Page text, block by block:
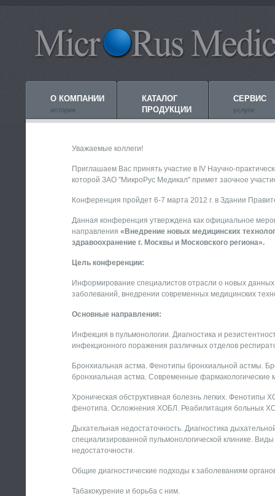
О КОМПАНИИ
история
КАТАЛОГ
ПРОДУКЦИИ
СЕРВИС
услуги
Уважаемые коллеги!
Приглашаем Вас принять участие в IV Научно-
которой ЗАО "МикроРус Медикал" примет заочное
Конференция пройдет 6-7 марта 2012 г. в Здании
Данная конференция утверждена как официальное
направления «Внедрение новых медицинских
здравоохранение г. Москвы и Московского региона».
Цель конференции:
Информирование специалистов отрасли о новых
заболеваний, внедрении современных медицинских
Основные направления:
Инфекция в пульмонологии. Диагностика и
инфекционного поражения различных отделов
Бронхиальная астма. Фенотипы бронхиальной астмы.
бронхиальная астма. Современные
Хроническая обструктивная болезнь легких. Фенотипы
фенотипа. Осложнения ХОБЛ. Реабилитация больных
Дыхательная недостаточность. Диагностика
специализированной пульмонологической клинике.
недостаточности.
Общие диагностические подходы к заболеваниям
Табакокурение и борьба с ним.